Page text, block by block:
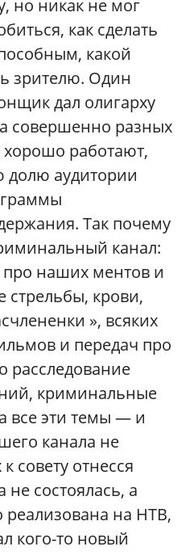
но никак не мог
как сделать
какой
зрителю. Один
дал олигарху
совершенно разных
хорошо работают,
аудитории
Так почему
канал:
наших ментов и
стрельбы, крови,
», всяких
и передач про
расследование
криминальные
все эти темы — и
канала не
совету отнесся
не состоялась, а
на НТВ,
кого-то новый